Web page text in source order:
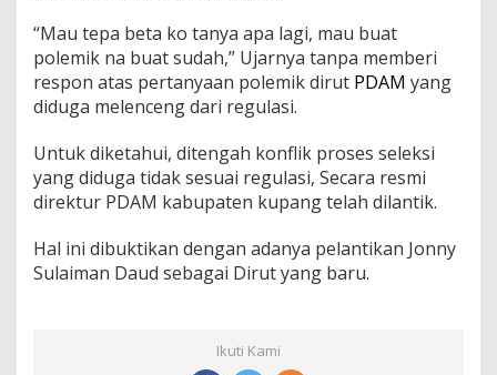
“Mau tepa beta ko tanya apa lagi, mau buat
polemik na buat sudah,” Ujarnya tanpa memberi
respon atas pertanyaan polemik dirut PDAM yang
diduga melenceng dari regulasi.
Untuk diketahui, ditengah konflik proses seleksi
yang diduga tidak sesuai regulasi, Secara resmi
direktur PDAM kabupaten kupang telah dilantik.
Hal ini dibuktikan dengan adanya pelantikan Jonny
Sulaiman Daud sebagai Dirut yang baru.
Ikuti Kami